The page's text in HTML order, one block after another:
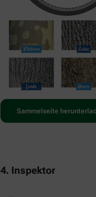
Sammelseite
4. Inspektor